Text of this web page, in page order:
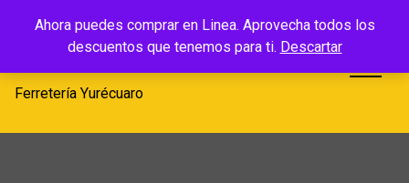
Ahora puedes comprar en Linea. Aprovecha todos los
descuentos que tenemos para ti. Descartar
Ferretería
Yurécuaro
Ferretería Yurécuaro